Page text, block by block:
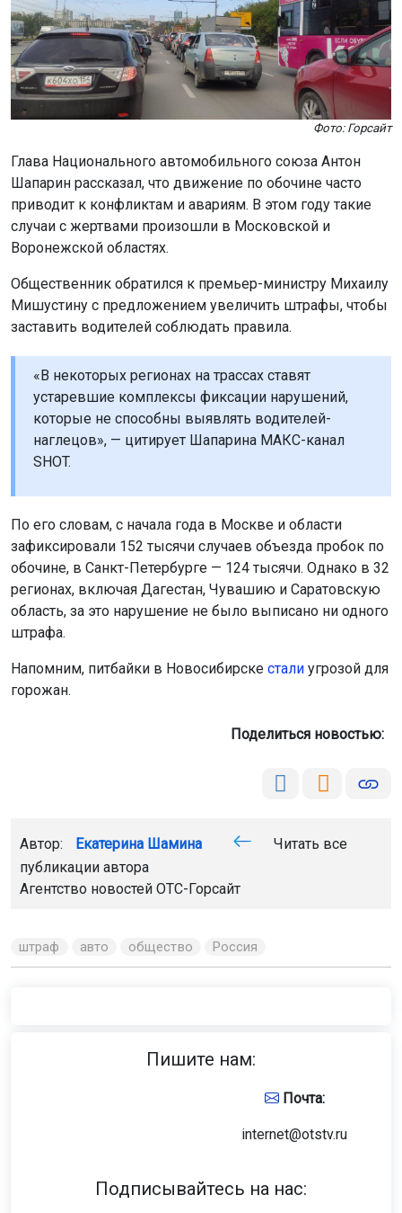
Фото: Горсайт
Глава Национального автомобильного союза Антон
Шапарин рассказал, что движение по обочине часто
приводит к конфликтам и авариям. В этом году такие
случаи с жертвами произошли в Московской и
Воронежской областях.
Общественник обратился к премьер-министру Михаилу
Мишустину с предложением увеличить штрафы, чтобы
заставить водителей соблюдать правила.
«В некоторых регионах на трассах ставят
устаревшие комплексы фиксации нарушений,
которые не способны выявлять водителей-
наглецов», — цитирует Шапарина МАКС-канал
SHOT.
По его словам, с начала года в Москве и области
зафиксировали 152 тысячи случаев объезда пробок по
обочине, в Санкт-Петербурге — 124 тысячи. Однако в 32
регионах, включая Дагестан, Чувашию и Саратовскую
область, за это нарушение не было выписано ни одного
штрафа.
Напомним, питбайки в Новосибирске стали угрозой для
горожан.
Поделиться новостью:
Автор: Екатерина Шамина
Читать все
публикации автора
Агентство новостей ОТС-Горсайт
штраф авто общество Россия
Пишите нам:
Почта:
internet@otstv.ru
Подписывайтесь на нас: